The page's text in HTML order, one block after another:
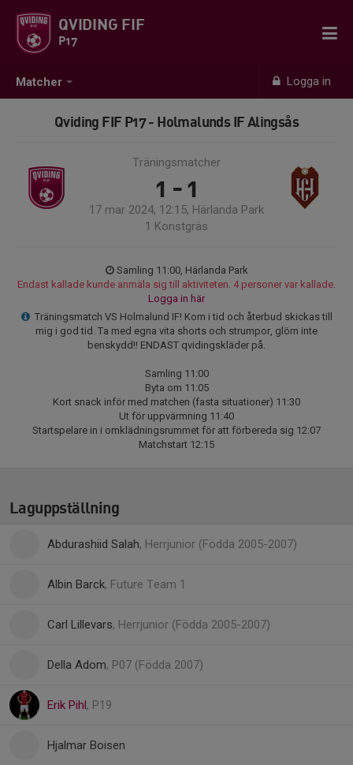
Matcher Logga in
QVIDING FIF
P17
Qviding FIF P17 - Holmalunds IF Alingsås
Träningsmatcher
1 - 1
17 mar 2024, 12:15, Härlanda Park
1 Konstgräs
Samling 11:00, Härlanda Park
Endast kallade kunde anmäla sig till aktiviteten. 4 personer var kallade.
Logga in här
Träningsmatch VS Holmalund IF! Kom i tid och återbud skickas till
mig i god tid. Ta med egna vita shorts och strumpor, glöm inte
benskydd!! ENDAST qvidingskläder på.
Samling 11:00
Byta om 11:05
Kort snack inför med matchen (fasta situationer) 11:30
Ut för uppvärmning 11:40
Startspelare in i omklädningsrummet för att förbereda sig 12:07
Matchstart 12:15
Laguppställning
Abdurashiid Salah, Herrjunior (Födda 2005-2007)
Albin Barck, Future Team 1
Carl Lillevars, Herrjunior (Födda 2005-2007)
Della Adom, P07 (Födda 2007)
Erik Pihl, P19
Hjalmar Boisen